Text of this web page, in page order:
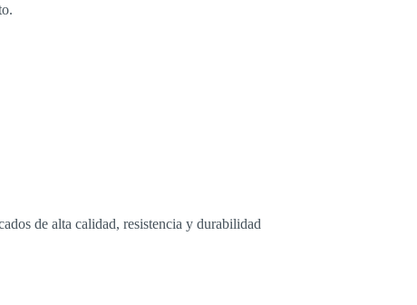
de alta calidad, resistencia y durabilidad